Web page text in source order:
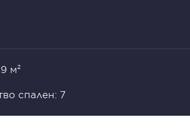
м²
спален: 7